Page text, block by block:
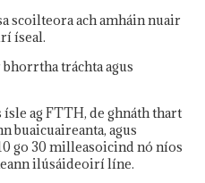
scoilteora ach amháin nuair
íseal.
tráchta agus
ag FTTH, de ghnáth thart
buaicuaireanta, agus
go 30 milleasoicind nó níos
ilúsáideoirí líne.